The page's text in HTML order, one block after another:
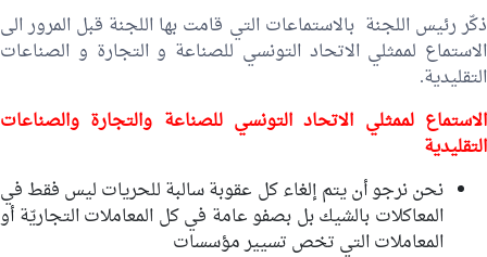
ذكّر رئيس اللجنة بالاستماعات التي قامت بها اللجنة قبل المرور الى
الاستماع لممثلي الاتحاد التونسي للصناعة و التجارة و الصناعات
التقليدية.
الاستماع لممثلي الاتحاد التونسي للصناعة والتجارة والصناعات
التقليدية
نحن نرجو أن يتم إلغاء كل عقوبة سالبة للحريات ليس فقط في
المعاكلات بالشيك بل بصفو عامة في كل المعاملات التجاريّة أو
المعاملات التي تخص تسيير مؤسسات